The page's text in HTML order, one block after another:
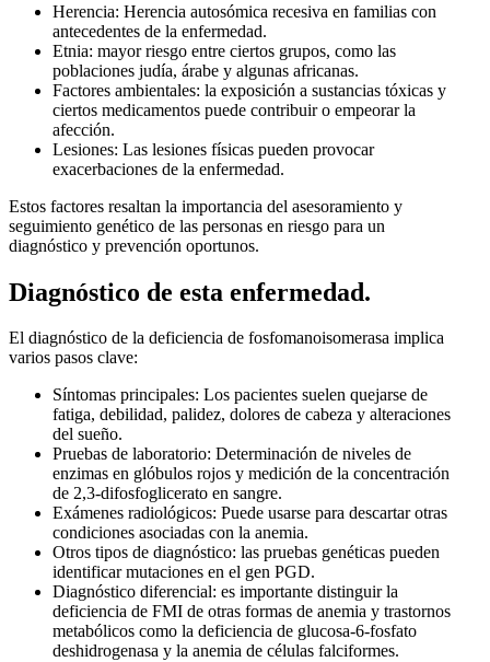
Herencia: Herencia autosómica recesiva en familias con
antecedentes de la enfermedad.
Etnia: mayor riesgo entre ciertos grupos, como las
poblaciones judía, árabe y algunas africanas.
Factores ambientales: la exposición a sustancias tóxicas y
ciertos medicamentos puede contribuir o empeorar la
afección.
Lesiones: Las lesiones físicas pueden provocar
exacerbaciones de la enfermedad.
Estos factores resaltan la importancia del asesoramiento y
seguimiento genético de las personas en riesgo para un
diagnóstico y prevención oportunos.
Diagnóstico de esta enfermedad.
El diagnóstico de la deficiencia de fosfomanoisomerasa implica
varios pasos clave:
Síntomas principales: Los pacientes suelen quejarse de
fatiga, debilidad, palidez, dolores de cabeza y alteraciones
del sueño.
Pruebas de laboratorio: Determinación de niveles de
enzimas en glóbulos rojos y medición de la concentración
de 2,3-difosfoglicerato en sangre.
Exámenes radiológicos: Puede usarse para descartar otras
condiciones asociadas con la anemia.
Otros tipos de diagnóstico: las pruebas genéticas pueden
identificar mutaciones en el gen PGD.
Diagnóstico diferencial: es importante distinguir la
deficiencia de FMI de otras formas de anemia y trastornos
metabólicos como la deficiencia de glucosa-6-fosfato
deshidrogenasa y la anemia de células falciformes.